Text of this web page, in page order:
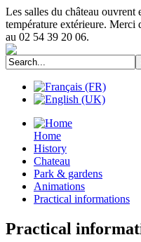
Les salles du château ouvrent
température extérieure. Merci
au 02 54 39 20 06.
Home
History
Chateau
Park & gardens
Animations
Practical informations
Practical